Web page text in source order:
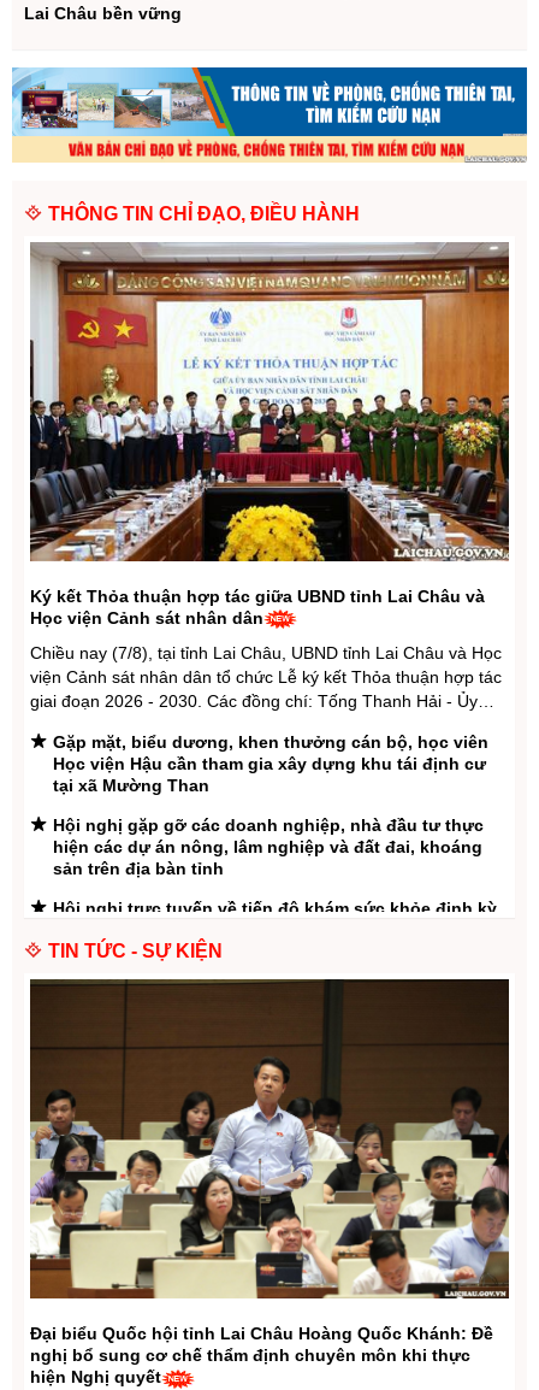
Lai Châu bền vững
THÔNG TIN CHỈ ĐẠO, ĐIỀU HÀNH
Ký kết Thỏa thuận hợp tác giữa UBND tỉnh Lai Châu và
Học viện Cảnh sát nhân dân
Chiều nay (7/8), tại tỉnh Lai Châu, UBND tỉnh Lai Châu và Học
viện Cảnh sát nhân dân tổ chức Lễ ký kết Thỏa thuận hợp tác
giai đoạn 2026 - 2030. Các đồng chí: Tống Thanh Hải - Ủy
tỉnh Lai ...
Gặp mặt, biểu dương, khen thưởng cán bộ, học viên
Học viện Hậu cần tham gia xây dựng khu tái định cư
tại xã Mường Than
Hội nghị gặp gỡ các doanh nghiệp, nhà đầu tư thực
hiện các dự án nông, lâm nghiệp và đất đai, khoáng
sản trên địa bàn tỉnh
Hội nghị trực tuyến về tiến độ khám sức khỏe định kỳ
và Trường Đại học Y Dược - Đại học Thái Nguyên,
Phó Chủ tịch Thường trực UBND tỉnh Tống Thanh Hải
kiểm tra các dự án Trường Phổ thông Nội trú liên cấp
Tiểu học và Trung học cơ sở tại xã Pa Tần, Hua Bum
Tuyến cao tốc Bảo Hà (Lào Cai) - Lai Châu (CT.13)
được điều chỉnh tiến trình đầu tư trước năm 2030
Phó Chủ tịch UBND tỉnh Hà Trọng Hải tiếp tục kiểm tra,
đánh giá thực địa các khu vực chịu ảnh hưởng nặng
nề bởi thiên tai tại xã Mường Than
Lai Châu tăng cường thực hiện công tác phòng,
chống, ứng phó và khắc phục hậu quả thiên tai trên
địa bàn tỉnh
Lai Châu tập trung ứng phó, khắc phục hậu quả mưa
TIN TỨC - SỰ KIỆN
Đại biểu Quốc hội tỉnh Lai Châu Hoàng Quốc Khánh: Đề
nghị bổ sung cơ chế thẩm định chuyên môn khi thực
hiện Nghị quyết